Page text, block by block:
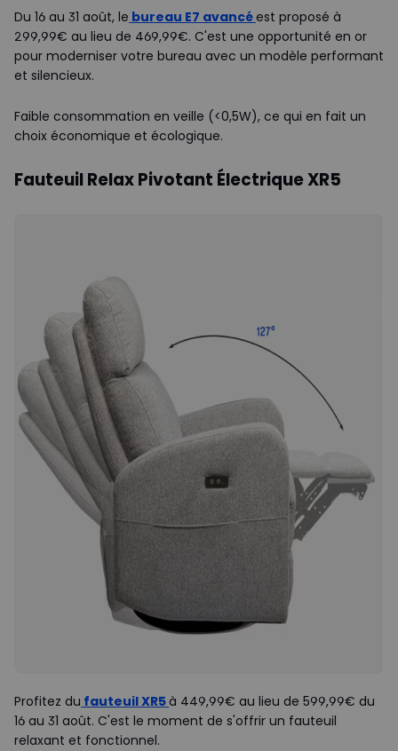
Du 16 au 31 août, le bureau E7 avancéest proposé à
299,99€ au lieu de 469,99€. C'est une opportunité en or
pour moderniser votre bureau avec un modèle performant
et silencieux.
Faible consommation en veille (<0,5W), ce qui en fait un
choix économique et écologique.
Fauteuil Relax Pivotant Électrique XR5
Profitez du fauteuil XR5à 449,99€ au lieu de 599,99€ du
16 au 31 août. C'est le moment de s'offrir un fauteuil
relaxant et fonctionnel.